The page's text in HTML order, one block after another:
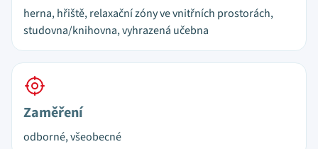
herna, hřiště, relaxační zóny ve vnitřních prostorách,
studovna/knihovna, vyhrazená učebna
Zaměření
odborné, všeobecné